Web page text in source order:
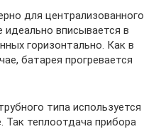
для централизованного
вписывается в
горизонтально. Как в
батарея прогревается
типа используется
Так теплоотдача прибора